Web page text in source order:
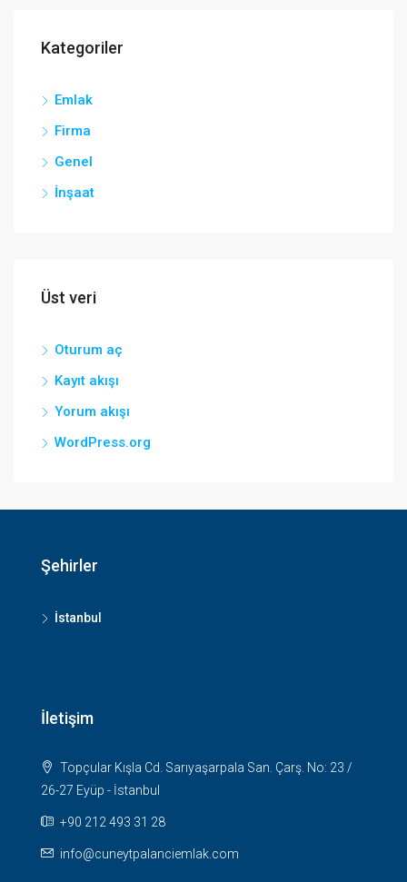
Kategoriler
Emlak
Firma
Genel
İnşaat
Üst veri
Oturum aç
Kayıt akışı
Yorum akışı
WordPress.org
Şehirler
İstanbul
İletişim
Topçular Kışla Cd. Sarıyaşarpala San. Çarş. No: 23 /
26-27 Eyüp - İstanbul
+90 212 493 31 28
info@cuneytpalanciemlak.com